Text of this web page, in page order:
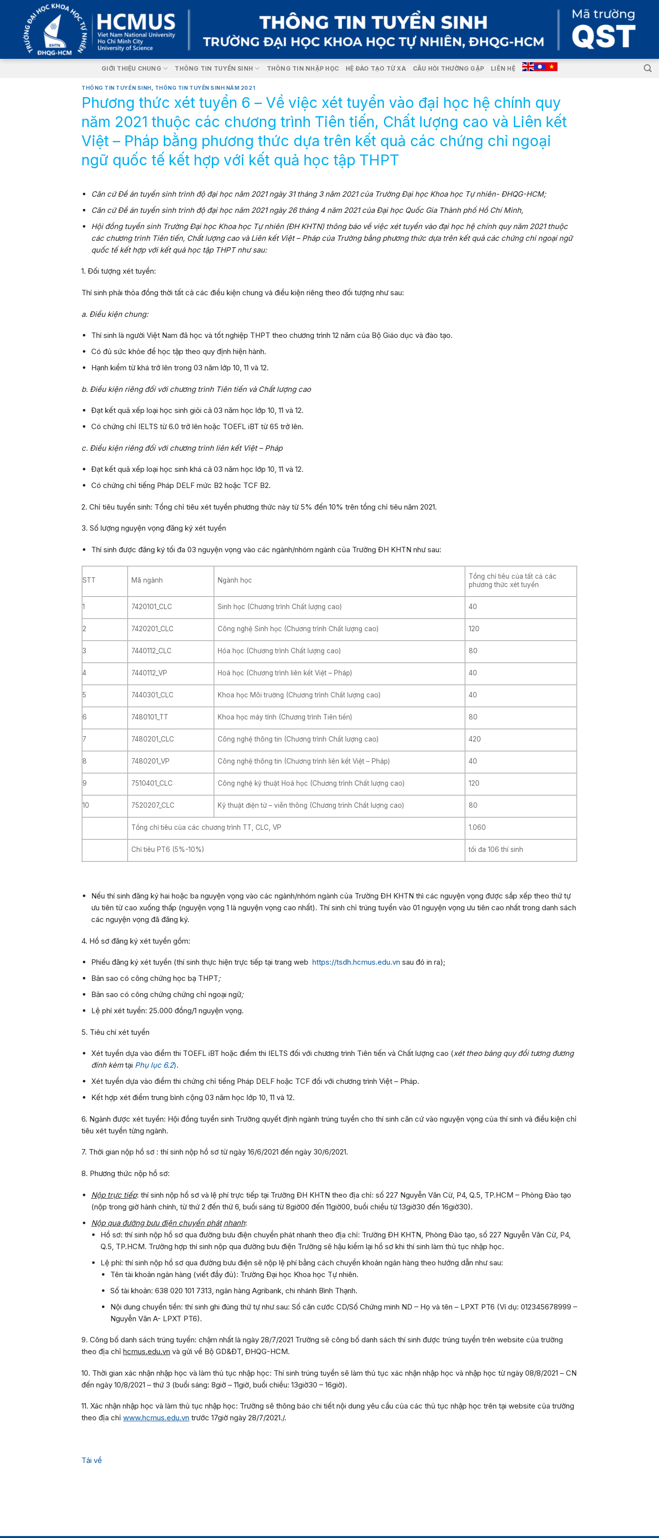
content
GIỚI THIỆU CHUNG THÔNG TIN TUYỂN SINH THÔNG TIN NHẬP HỌC HỆ ĐÀO TẠO TỪ XA CÂU HỎI THƯỜNG GẶP LIÊN HỆ
THÔNG TIN TUYỂN SINH, THÔNG TIN TUYỂN SINH NĂM 2021
Phương thức xét tuyển 6 – Về việc xét tuyển vào đại học hệ chính quy
năm 2021 thuộc các chương trình Tiên tiến, Chất lượng cao và Liên kết
Việt – Pháp bằng phương thức dựa trên kết quả các chứng chỉ ngoại
ngữ quốc tế kết hợp với kết quả học tập THPT
Căn cứ Đề án tuyển sinh trình độ đại học năm 2021 ngày 31 tháng 3 năm 2021 của Trường Đại học Khoa học Tự nhiên- ĐHQG-HCM;
Căn cứ Đề án tuyển sinh trình độ đại học năm 2021 ngày 26 tháng 4 năm 2021 của Đại học Quốc Gia Thành phố Hồ Chí Minh,
Hội đồng tuyển sinh Trường Đại học Khoa học Tự nhiên (ĐH KHTN) thông báo về việc xét tuyển vào đại học hệ chính quy năm 2021 thuộc
các chương trình Tiên tiến, Chất lượng cao và Liên kết Việt – Pháp của Trường bằng phương thức dựa trên kết quả các chứng chỉ ngoại ngữ
quốc tế kết hợp với kết quả học tập THPT như sau:
1. Đối tượng xét tuyển:
Thí sinh phải thỏa đồng thời tất cả các điều kiện chung và điều kiện riêng theo đối tượng như sau:
a. Điều kiện chung:
Thí sinh là người Việt Nam đã học và tốt nghiệp THPT theo chương trình 12 năm của Bộ Giáo dục và đào tạo.
Có đủ sức khỏe để học tập theo quy định hiện hành.
Hạnh kiểm từ khá trở lên trong 03 năm lớp 10, 11 và 12.
b. Điều kiện riêng đối với chương trình Tiên tiến và Chất lượng cao
Đạt kết quả xếp loại học sinh giỏi cả 03 năm học lớp 10, 11 và 12.
Có chứng chỉ IELTS từ 6.0 trở lên hoặc TOEFL iBT từ 65 trở lên.
c. Điều kiện riêng đối với chương trình liên kết Việt – Pháp
Đạt kết quả xếp loại học sinh khá cả 03 năm học lớp 10, 11 và 12.
Có chứng chỉ tiếng Pháp DELF mức B2 hoặc TCF B2.
2. Chỉ tiêu tuyển sinh: Tổng chỉ tiêu xét tuyển phương thức này từ 5% đến 10% trên tổng chỉ tiêu năm 2021.
3. Số lượng nguyện vọng đăng kýxét tuyển
Thí sinh được đăng ký tối đa 03 nguyện vọng vào các ngành/nhóm ngành của Trường ĐH KHTN như sau:
STT Mã ngành Ngành học
Tổng chỉ tiêu của tất cả các
phương thức xét tuyển
1 7420101_CLC Sinh học (Chương trình Chất lượng cao) 40
2 7420201_CLC Công nghệ Sinh học (Chương trình Chất lượng cao) 120
3 7440112_CLC Hóa học (Chương trình Chất lượng cao) 80
4 7440112_VP Hoá học (Chương trình liên kết Việt – Pháp) 40
5 7440301_CLC Khoa học Môi trường (Chương trình Chất lượng cao) 40
6 7480101_TT Khoa học máy tính (Chương trình Tiên tiến) 80
7 7480201_CLC Công nghệ thông tin (Chương trình Chất lượng cao) 420
8 7480201_VP Công nghệ thông tin (Chương trình liên kết Việt – Pháp) 40
9 7510401_CLC Công nghệ kỹ thuật Hoá học (Chương trình Chất lượng cao) 120
10 7520207_CLC Kỹ thuật điện tử – viễn thông (Chương trình Chất lượng cao) 80
Tổng chỉ tiêu của các chương trình TT, CLC, VP 1.060
Chỉ tiêu PT6 (5%-10%) tối đa 106 thí sinh
Nếu thí sinh đăng ký hai hoặc ba nguyện vọng vào các ngành/nhóm ngành của Trường ĐH KHTN thì các nguyện vọng được sắp xếp theo thứ tự
ưu tiên từ cao xuống thấp (nguyện vọng 1 là nguyện vọng cao nhất). Thí sinh chỉ trúng tuyển vào 01 nguyện vọng ưu tiên cao nhất trong danh sách
các nguyện vọng đã đăng ký.
4. Hồ sơ đăng ký xét tuyển gồm:
Phiếu đăng ký xét tuyển (thí sinh thực hiện trực tiếp tại trang web https://tsdh.hcmus.edu.vn sau đó in ra);
Bản sao có công chứng học bạ THPT;
Bản sao có công chứng chứng chỉ ngoại ngữ;
Lệ phí xét tuyển: 25.000 đồng/1 nguyện vọng.
5. Tiêu chí xét tuyển
Xét tuyển dựa vào điểm thi TOEFL iBT hoặc điểm thi IELTS đối với chương trình Tiên tiến và Chất lượng cao (xét theo bảng quy đổi tương đương
đính kèmtại Phụ lục 6.2).
Xét tuyển dựa vào điểm thi chứng chỉ tiếng Pháp DELF hoặc TCF đối với chương trình Việt – Pháp.
Kết hợp xét điểm trung bình cộng 03 năm học lớp 10, 11 và 12.
6. Ngành được xét tuyển: Hội đồng tuyển sinh Trường quyết định ngành trúng tuyển cho thí sinh căn cứ vào nguyện vọng của thí sinh và điều kiện chỉ
tiêu xét tuyển từng ngành.
7. Thời gian nộp hồ sơ :thí sinh nộp hồ sơ từ ngày16/6/2021 đến ngày 30/6/2021.
8. Phương thức nộp hồ sơ:
Nộp trực tiếp: thí sinh nộp hồ sơ và lệ phí trực tiếp tại Trường ĐH KHTN theo địa chỉ: số 227 Nguyễn Văn Cừ, P4, Q.5, TP.HCM – Phòng Đào tạo
(nộp trong giờ hành chính, từ thứ 2 đến thứ 6, buổi sáng từ 8giờ00 đến 11giờ00, buổi chiều từ 13giờ30 đến 16giờ30).
Nộp qua đường bưu điện chuyển phát nhanh:
Hồ sơ: thí sinh nộp hồ sơ qua đường bưu điện chuyển phát nhanh theo địa chỉ: Trường ĐH KHTN, Phòng Đào tạo, số 227 Nguyễn Văn Cừ, P4,
Q.5, TP.HCM. Trường hợp thí sinh nộp qua đường bưu điện Trường sẽ hậu kiểm lại hồ sơ khi thí sinh làm thủ tục nhập học.
Lệ phí: thí sinh nộp hồ sơ qua đường bưu điện sẽ nộp lệ phí bằng cách chuyển khoản ngân hàng theo hướng dẫn như sau:
Tên tài khoản ngân hàng (viết đầy đủ): Trường Đại học Khoa học Tự nhiên.
Số tài khoản: 638 020 101 7313 , ngân hàng Agribank, chi nhánh Bình Thạnh.
Nội dung chuyển tiền: thí sinh ghi đúng thứ tự như sau: Số căn cước CD/Số Chứng minh ND – Họ và tên – LPXT PT6 (Ví dụ: 012345678999 –
Nguyễn Văn A- LPXT PT6).
9. Công bố danh sách trúng tuyển:chậm nhất là ngày28/7/2021 Trường sẽ công bố danh sách thí sinh được trúng tuyển trên website của trường
theo địa chỉhcmus.edu.vn và gửi về Bộ GD&ĐT, ĐHQG-HCM.
10. Thời gian xác nhận nhập học và làm thủ tục nhập học: Thí sinh trúng tuyển sẽ làm thủ tục xác nhận nhập học và nhập học từ ngày08/8/2021 –CN
đến ngày10/8/2021 – thứ 3 (buổi sáng: 8giờ – 11giờ, buổi chiều: 13giờ30 – 16giờ).
11. Xác nhận nhập học và làm thủ tục nhập học: Trường sẽ thông báo chi tiết nội dung yêu cầu của các thủ tục nhập học trên tại website của trường
theo địa chỉwww.hcmus.edu.vn trước17giờ ngày28/7/2021./.
Tải về